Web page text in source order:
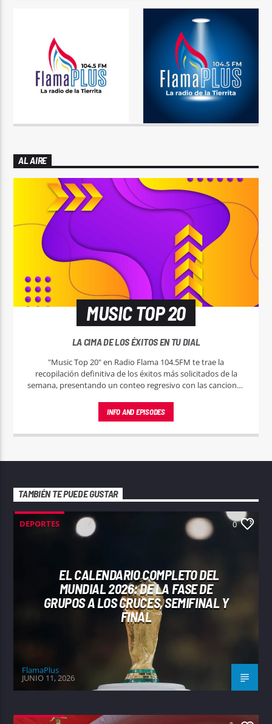
AL AIRE
MUSIC TOP 20
LA CIMA DE LOS ÉXITOS EN TU DIAL
"Music Top 20" en Radio Flama 104.5FM te trae la
recopilación definitiva de los éxitos más solicitados de la
semana, presentando un conteo regresivo con las canciones
INFO AND EPISODES
TAMBIÉN TE PUEDE GUSTAR
DEPORTES 0
EL CALENDARIO COMPLETO DEL
MUNDIAL 2026: DE LA FASE DE
GRUPOS A LOS CRUCES, SEMIFINAL Y
FINAL
FlamaPlus
JUNIO 11, 2026